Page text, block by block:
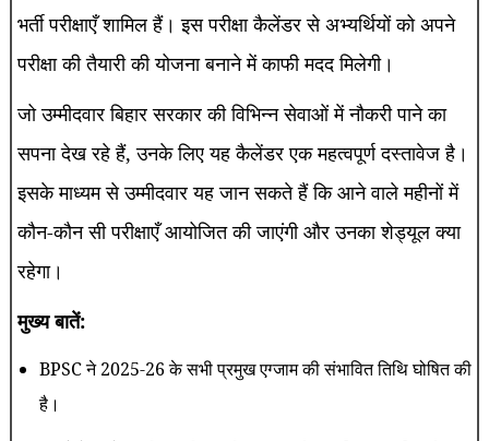
भर्ती परीक्षाएँ शामिल हैं। इस परीक्षा कैलेंडर से अभ्यर्थियों को अपने
परीक्षा की तैयारी की योजना बनाने में काफी मदद मिलेगी।
जो उम्मीदवार बिहार सरकार की विभिन्न सेवाओं में नौकरी पाने का
सपना देख रहे हैं, उनके लिए यह कैलेंडर एक महत्वपूर्ण दस्तावेज है।
इसके माध्यम से उम्मीदवार यह जान सकते हैं कि आने वाले महीनों में
कौन-कौन सी परीक्षाएँ आयोजित की जाएंगी और उनका शेड्यूल क्या
रहेगा।
मुख्य बातें:
BPSC ने 2025-26 के सभी प्रमुख एग्जाम की संभावित तिथि घोषित की
है।